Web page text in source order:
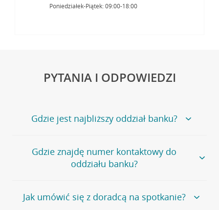
Poniedziałek-Piątek: 09:00-18:00
PYTANIA I ODPOWIEDZI
Gdzie jest najbliższy oddział banku?
Jeśli szukasz oddziału naszego banku, zapraszamy na
stronęPlacówki i bankomaty, na której znajduje się
wygodna wyszukiwarka.
oddziałów
Gdzie znajdę numer kontaktowy do
oddziału banku?
Bank Credit Agricole nie udostępnia ogólnego numeru
telefonu do placówki bankowej.
Jak umówić się z doradcą na spotkanie?